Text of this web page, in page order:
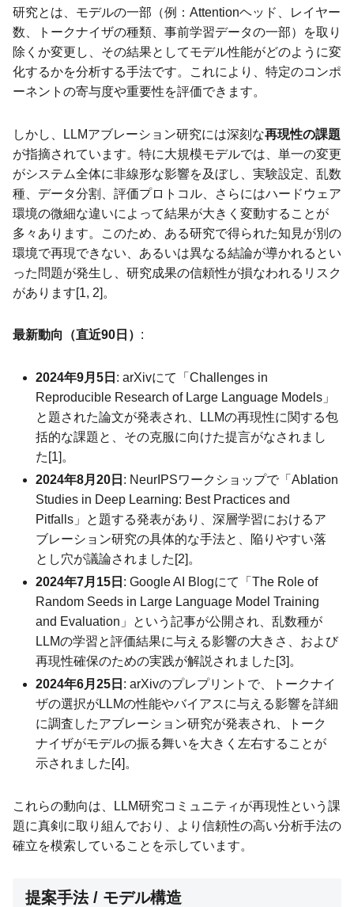
研究とは、モデルの一部（例：Attentionヘッド、レイヤー
数、トークナイザの種類、事前学習データの一部）を取り
除くか変更し、その結果としてモデル性能がどのように変
化するかを分析する手法です。これにより、特定のコンポ
ーネントの寄与度や重要性を評価できます。
しかし、LLMアブレーション研究には深刻な再現性の課題
が指摘されています。特に大規模モデルでは、単一の変更
がシステム全体に非線形な影響を及ぼし、実験設定、乱数
種、データ分割、評価プロトコル、さらにはハードウェア
環境の微細な違いによって結果が大きく変動することが
多々あります。このため、ある研究で得られた知見が別の
環境で再現できない、あるいは異なる結論が導かれるとい
った問題が発生し、研究成果の信頼性が損なわれるリスク
があります[1, 2]。
最新動向（直近90日） :
2024年9月5日 : arXivにて「Challenges in
Reproducible Research of Large Language Models」
と題された論文が発表され、LLMの再現性に関する包
括的な課題と、その克服に向けた提言がなされまし
た[1]。
2024年8月20日 : NeurIPSワークショップで「Ablation
Studies in Deep Learning: Best Practices and
Pitfalls」と題する発表があり、深層学習におけるア
ブレーション研究の具体的な手法と、陥りやすい落
とし穴が議論されました[2]。
2024年7月15日 : Google AI Blogにて「The Role of
Random Seeds in Large Language Model Training
and Evaluation」という記事が公開され、乱数種が
LLMの学習と評価結果に与える影響の大きさ、および
再現性確保のための実践が解説されました[3]。
2024年6月25日 : arXivのプレプリントで、トークナイ
ザの選択がLLMの性能やバイアスに与える影響を詳細
に調査したアブレーション研究が発表され、トーク
ナイザがモデルの振る舞いを大きく左右することが
示されました[4]。
これらの動向は、LLM研究コミュニティが再現性という課
題に真剣に取り組んでおり、より信頼性の高い分析手法の
確立を模索していることを示しています。
提案手法 / モデル構造